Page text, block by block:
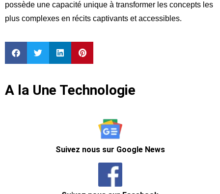
possède une capacité unique à transformer les concepts les
plus complexes en récits captivants et accessibles.
A la Une Technologie
Suivez nous sur Google News